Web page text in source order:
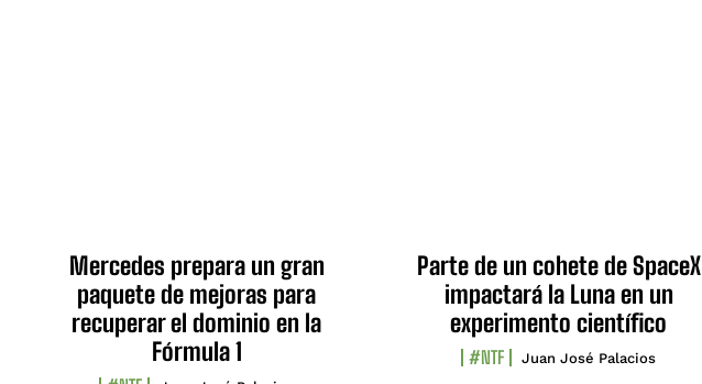
Mercedes prepara un gran
paquete de mejoras para
recuperar el dominio en la
Fórmula 1
Parte de un cohete de SpaceX
impactará la Luna en un
experimento científico
#NTF Juan José Palacios